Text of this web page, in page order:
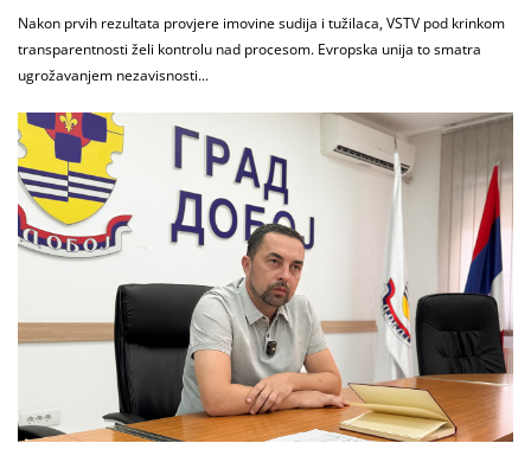
Nakon prvih rezultata provjere imovine sudija i tužilaca, VSTV pod krinkom
transparentnosti želi kontrolu nad procesom. Evropska unija to smatra
ugrožavanjem nezavisnosti...